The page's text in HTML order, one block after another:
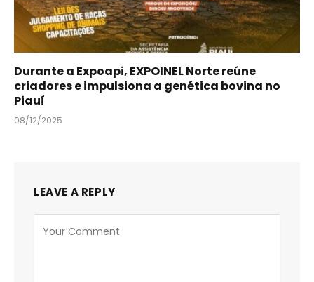
Durante a Expoapi, EXPOINEL Norte reúne
criadores e impulsiona a genética bovina no
Piauí
08/12/2025
LEAVE A REPLY